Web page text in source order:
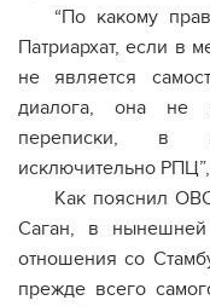
“По какому
Патриархат, если
не является
диалога, она не
переписки, в
исключительно
Как пояснил
Саган, в
отношения со
прежде всего